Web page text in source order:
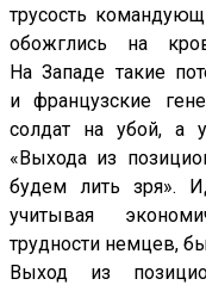
трусость
обожглись на
На Западе такие
и французские
солдат на убой, а
«Выхода из
будем лить зря».
учитывая
трудности немцев,
Выход из